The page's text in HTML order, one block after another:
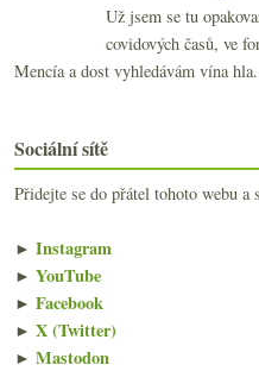
Už jsem se tu
covidových časů, ve
Mencía a dost vyhledávám vína
Sociální sítě
Přidejte se do přátel tohoto webu a
► Instagram
► YouTube
► Facebook
► X (Twitter)
► Mastodon